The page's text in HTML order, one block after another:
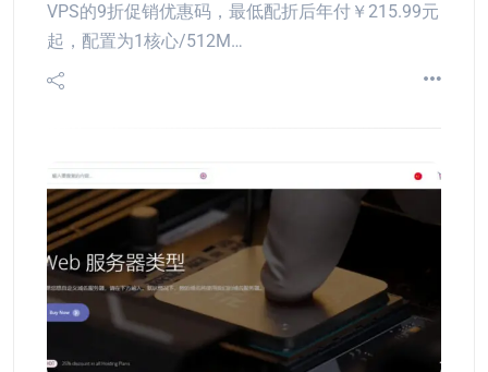
VPS的9折促销优惠码，最低配折后年付￥215.99元
起，配置为1核心/512M…